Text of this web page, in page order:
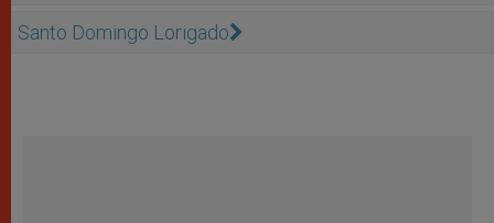
Santo Domingo Lorigado